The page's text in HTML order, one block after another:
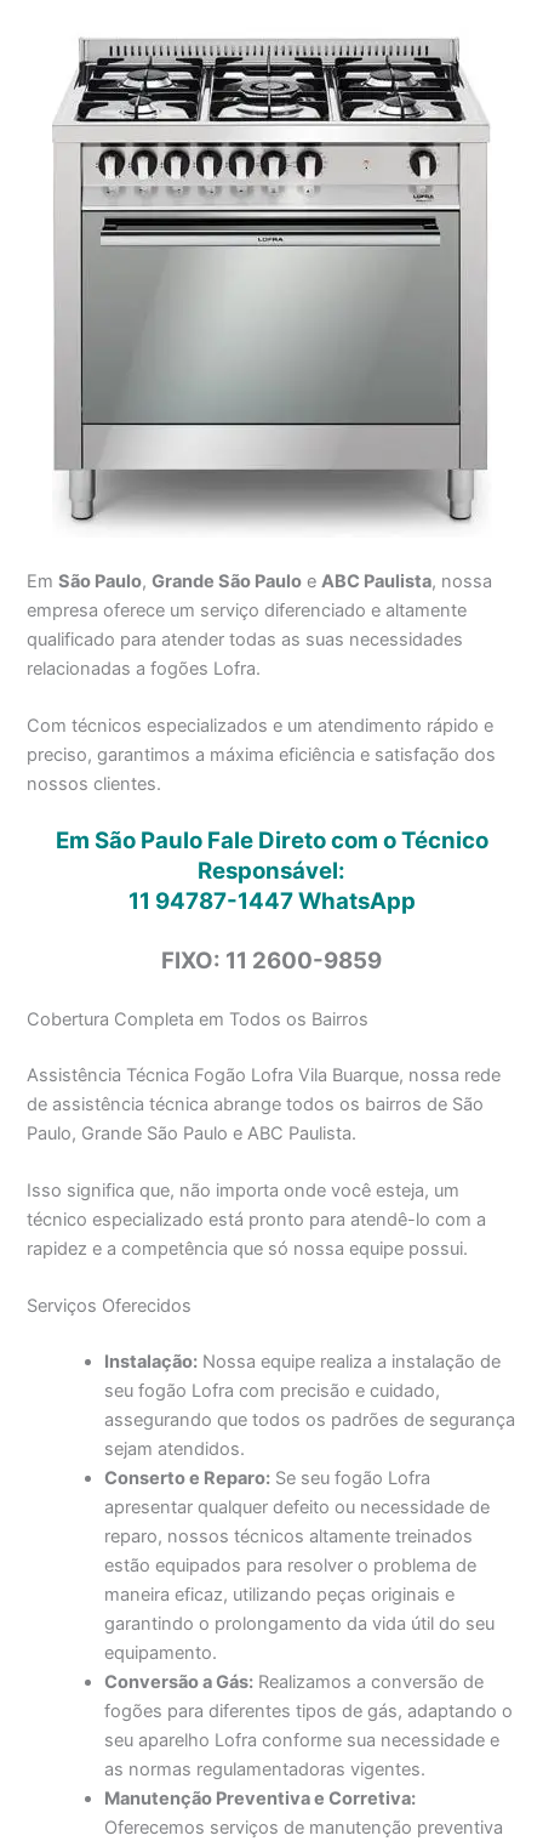
EmSão Paulo,Grande São Paulo e ABC Paulista, nossa
empresa oferece um serviço diferenciado e altamente
qualificado para atender todas as suas necessidades
relacionadas a fogões Lofra.
Com técnicos especializados e um atendimento rápido e
preciso, garantimos a máxima eficiência e satisfação dos
nossos clientes.
Em São Paulo Fale Direto com o Técnico
Responsável:
11 94787-1447WhatsApp
FIXO: 11 2600-9859
Cobertura Completa em Todos os Bairros
Assistência Técnica Fogão Lofra Vila Buarque, nossa rede
de assistência técnica abrange todos os bairros de São
Paulo, Grande São Paulo e ABC Paulista.
Isso significa que, não importa onde você esteja, um
técnico especializado está pronto para atendê-lo com a
rapidez e a competência que só nossa equipe possui.
Serviços Oferecidos
Instalação: Nossa equipe realiza a instalação de
seu fogão Lofra com precisão e cuidado,
assegurando que todos os padrões de segurança
sejam atendidos.
Conserto e Reparo: Se seu fogão Lofra
apresentar qualquer defeito ou necessidade de
reparo, nossos técnicos altamente treinados
estão equipados para resolver o problema de
maneira eficaz, utilizando peças originais e
garantindo o prolongamento da vida útil do seu
equipamento.
Conversão a Gás: Realizamos a conversão de
fogões para diferentes tipos de gás, adaptando o
seu aparelho Lofra conforme sua necessidade e
as normas regulamentadoras vigentes.
Manutenção Preventiva e Corretiva:
Oferecemos serviços de manutenção preventiva